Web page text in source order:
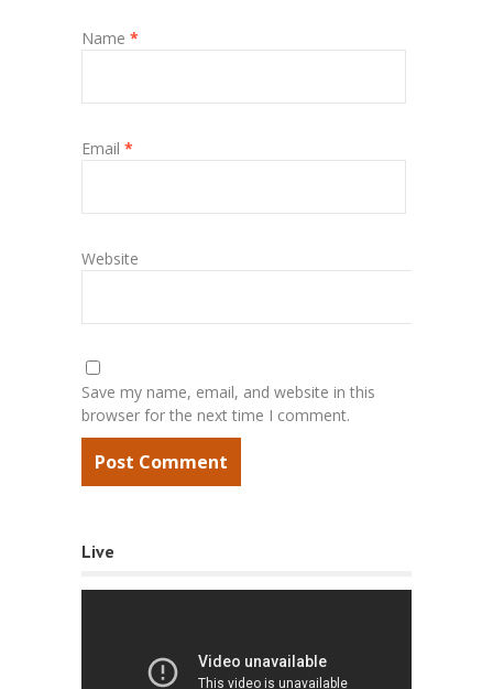
Name *
Email *
Website
Save my name, email, and website in this
browser for the next time I comment.
Live